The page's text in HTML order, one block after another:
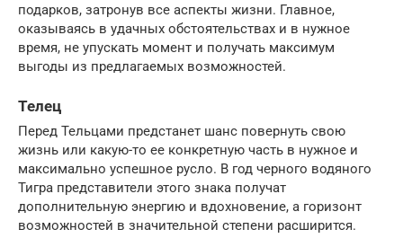
подарков, затронув все аспекты жизни. Главное,
оказываясь в удачных обстоятельствах и в нужное
время, не упускать момент и получать максимум
выгоды из предлагаемых возможностей.
Телец
Перед Тельцами предстанет шанс повернуть свою
жизнь или какую-то ее конкретную часть в нужное и
максимально успешное русло. В год черного водяного
Тигра представители этого знака получат
дополнительную энергию и вдохновение, а горизонт
возможностей в значительной степени расширится.